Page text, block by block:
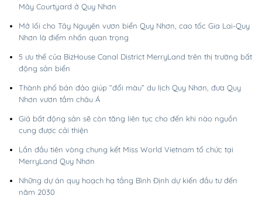
Mây Courtyard ở Quy Nhơn
Mở lối cho Tây Nguyên vươn biển Quy Nhơn, cao tốc Gia Lai-Quy
Nhơn là điểm nhấn quan trọng
5 ưu thế của BizHouse Canal District MerryLand trên thị trường bất
động sản biển
Thành phố bán đảo giúp “đổi màu” du lịch Quy Nhơn, đưa Quy
Nhơn vươn tầm châu Á
Giá bất động sản sẽ còn tăng liên tục cho đến khi nào nguồn
cung được cải thiện
Lần đầu tiên vòng chung kết Miss World Vietnam tổ chức tại
MerryLand Quy Nhơn
Những dự án quy hoạch hạ tầng Bình Định dự kiến đầu tư đến
năm 2030